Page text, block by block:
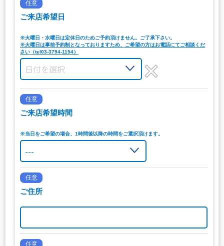
任意
ご来店希望日
※火曜日・水曜日は定休日のためご予約頂けません。ご了承下さい。
※火曜日は事前予約制となっておりますため、ご希望の方はお電話にてご相談くだ
さい（tel03-3794-1154）
任意
ご来店希望時間
※当日をご希望の場合、1時間後以降の時間をご選択頂けます。
任意
ご住所
任意